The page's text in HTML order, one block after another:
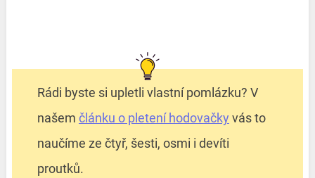
Rádi byste si upletli vlastní pomlázku? V
našem článku o pletení hodovačky vás to
naučíme ze čtyř, šesti, osmi i devíti
proutků.